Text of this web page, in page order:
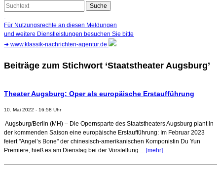
Für Nutzungsrechte an diesen Meldungen
und weitere Dienstleistungen besuchen Sie bitte
➜ www.klassik-nachrichten-agentur.de
Beiträge zum Stichwort ‘Staatstheater Augsburg’
Theater Augsburg: Oper als europäische Erstaufführung
10. Mai 2022 - 16:58 Uhr
Augsburg/Berlin (MH) – Die Opernsparte des Staatstheaters Augsburg plant in
der kommenden Saison eine europäische Erstaufführung: Im Februar 2023
feiert "Angel’s Bone" der chinesisch-amerikanischen Komponistin Du Yun
Premiere, hieß es am Dienstag bei der Vorstellung ... [mehr]